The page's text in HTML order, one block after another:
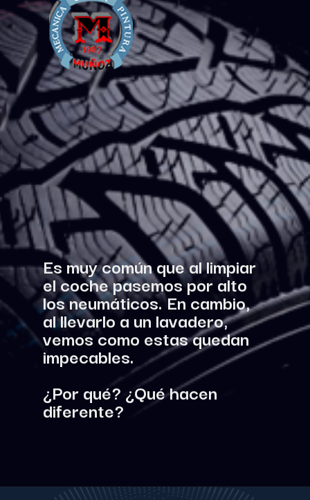
Es muy común que al limpiar
el coche pasemos por alto
los neumáticos. En cambio,
al llevarlo a un lavadero,
vemos como estas quedan
impecables.
¿Por qué? ¿Qué hacen
diferente?